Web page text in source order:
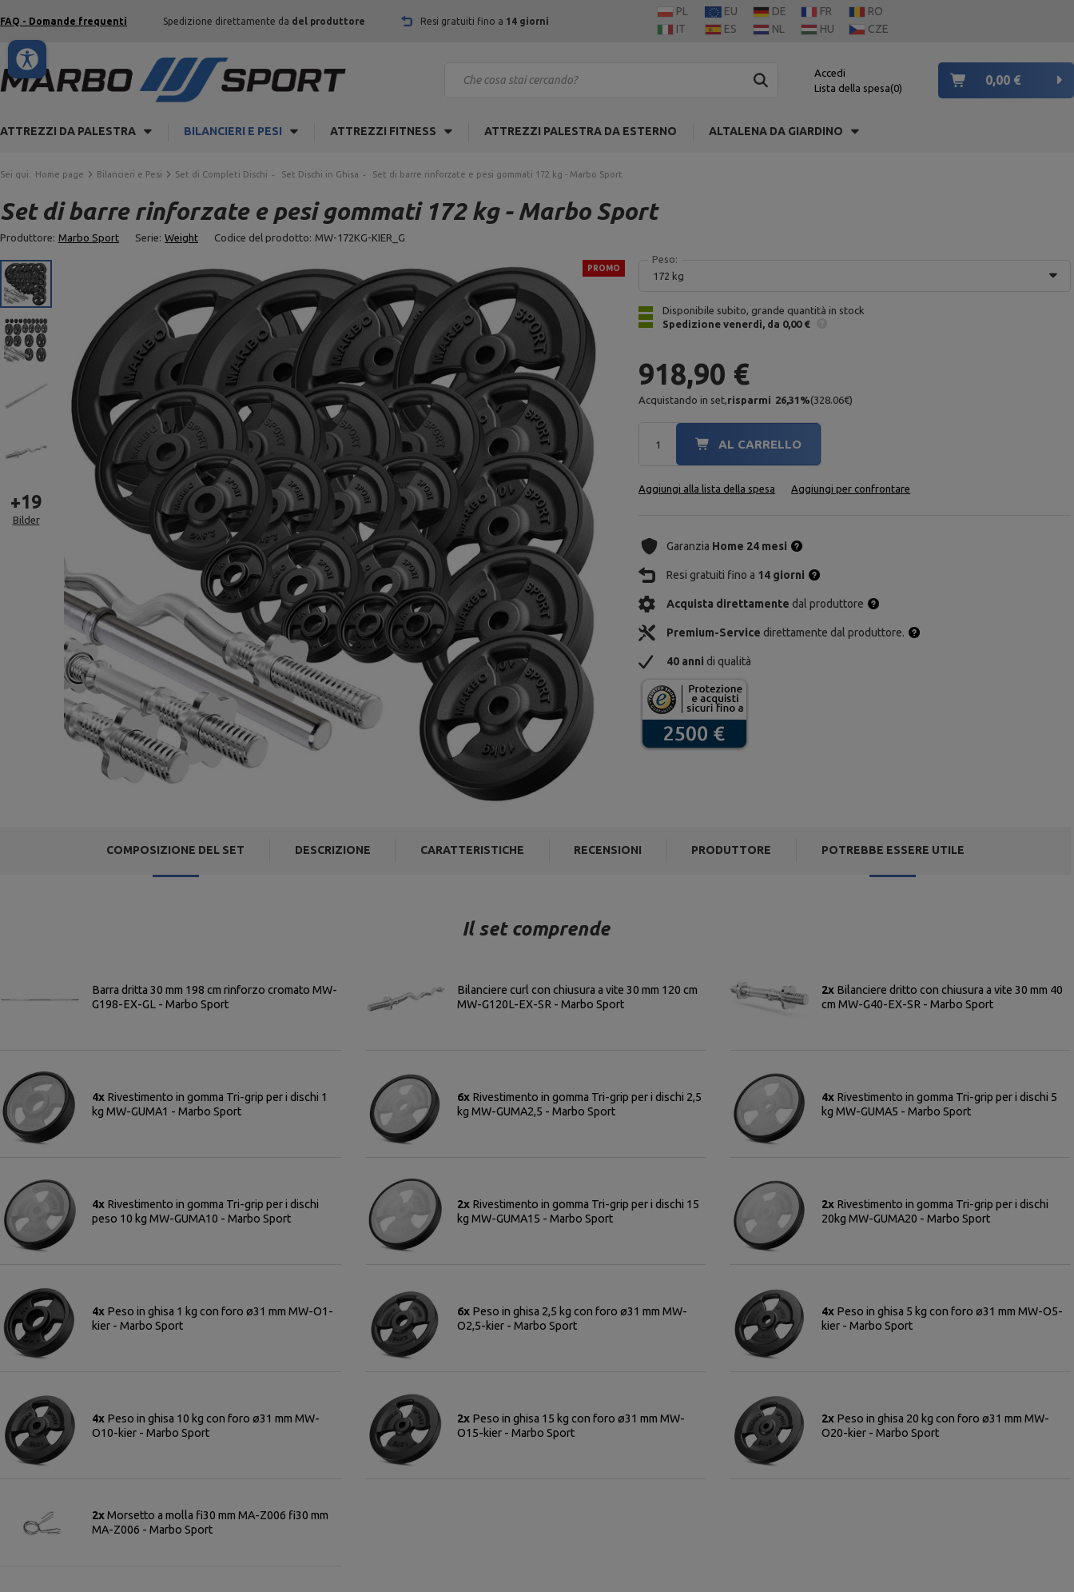
FAQ - Domande frequenti Spedizione direttamente da del produttore Resi gratuiti fino a 14 giorni
PL EU DE FR
RO
IT
ES NL HU CZE
Accedi
Lista della spesa 0
0,00 €
ATTREZZI DA PALESTRA BILANCIERI E PESI ATTREZZI FITNESS ATTREZZI PALESTRA DA ESTERNO ALTALENA DA GIARDINO
Sei qui: Home page Bilancieri e Pesi Set di Completi Dischi Set Dischi in Ghisa Set di barre rinforzate e pesi gommati 172 kg - Marbo Sport
Set di barre rinforzate e pesi gommati 172 kg - Marbo Sport
Produttore: Marbo Sport Serie: Weight Codice del prodotto: MW-172KG-KIER_G
+19
Bilder
PROMO
Peso:
172 kg
Disponibile subito, grande quantità in stock
Spedizione venerdì da 0,00 €
918,90 €
Acquistando in set,risparmi 26,31 %(328.06€)
AL CARRELLO
Aggiungi alla lista della spesa Aggiungi per confrontare
Garanzia Home 24 mesi
Resi gratuiti fino a 14 giorni
Acquista direttamente dal produttore
Premium-Service direttamente dal produttore.
40 anni di qualità
COMPOSIZIONE DEL SET DESCRIZIONE CARATTERISTICHE RECENSIONI PRODUTTORE POTREBBE ESSERE UTILE
Il set comprende
Barra dritta 30 mm 198 cm rinforzo cromato MW-
G198-EX-GL - Marbo Sport
Bilanciere curl con chiusura a vite 30 mm 120 cm
MW-G120L-EX-SR - Marbo Sport
2x Bilanciere dritto con chiusura a vite 30 mm 40
cm MW-G40-EX-SR - Marbo Sport
4x Rivestimento in gomma Tri-grip per i dischi 1
kg MW-GUMA1 - Marbo Sport
6x Rivestimento in gomma Tri-grip per i dischi 2,5
kg MW-GUMA2,5 - Marbo Sport
4x Rivestimento in gomma Tri-grip per i dischi 5
kg MW-GUMA5 - Marbo Sport
4x Rivestimento in gomma Tri-grip per i dischi
peso 10 kg MW-GUMA10 - Marbo Sport
2x Rivestimento in gomma Tri-grip per i dischi 15
kg MW-GUMA15 - Marbo Sport
2x Rivestimento in gomma Tri-grip per i dischi
20kg MW-GUMA20 - Marbo Sport
4x Peso in ghisa 1 kg con foro ø31 mm MW-O1-
kier - Marbo Sport
6x Peso in ghisa 2,5 kg con foro ø31 mm MW-
O2,5-kier - Marbo Sport
4x Peso in ghisa 5 kg con foro ø31 mm MW-O5-
kier - Marbo Sport
4x Peso in ghisa 10 kg con foro ø31 mm MW-
O10-kier - Marbo Sport
2x Peso in ghisa 15 kg con foro ø31 mm MW-
O15-kier - Marbo Sport
2x Peso in ghisa 20 kg con foro ø31 mm MW-
O20-kier - Marbo Sport
2xMorsetto a molla fi30 mm MA-Z006 fi30 mm
MA-Z006 - Marbo Sport